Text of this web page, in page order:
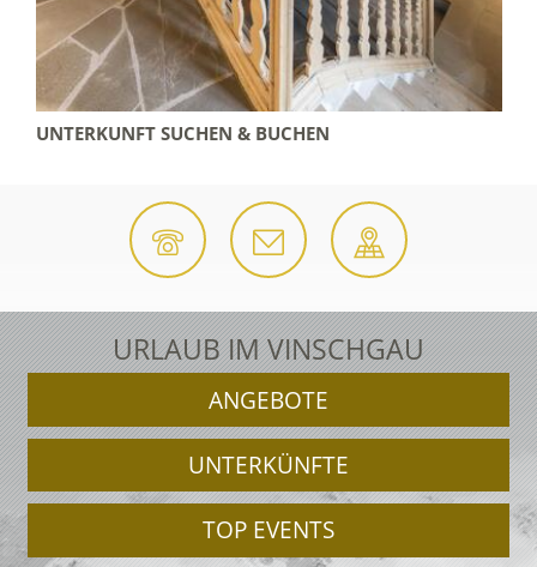
UNTERKUNFT SUCHEN & BUCHEN
URLAUB IM VINSCHGAU
ANGEBOTE
UNTERKÜNFTE
TOP EVENTS